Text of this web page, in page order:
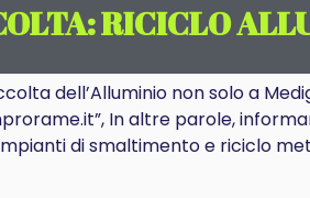
RICICLO
dell’Alluminio non solo a
In altre parole,
di smaltimento e riciclo